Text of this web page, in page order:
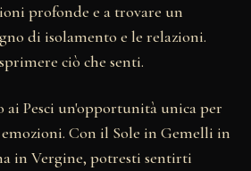
profonde e a trovare un
di isolamento e le relazioni.
ciò che senti.
ai Pesci un'opportunità unica per
Con il Sole in Gemelli in
in Vergine, potresti sentirti